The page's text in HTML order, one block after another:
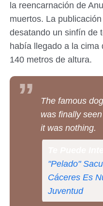
la reencarnación de
muertos. La
desatando un sinfín de
había llegado a la cima
140 metros de altura.
The famous
was finally
it was nothing.
"Pelado"
Cáceres Es
Juventud